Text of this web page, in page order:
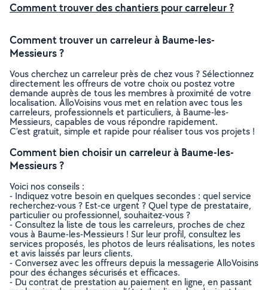
Comment trouver des chantiers pour carreleur ?
Comment trouver un carreleur à Baume-les-
Messieurs ?
Vous cherchez un carreleur près de chez vous ? Sélectionnez
directement les offreurs de votre choix ou postez votre
demande auprès de tous les membres à proximité de votre
localisation. AlloVoisins vous met en relation avec tous les
carreleurs, professionnels et particuliers, à Baume-les-
Messieurs, capables de vous répondre rapidement.
C’est gratuit, simple et rapide pour réaliser tous vos projets !
Comment bien choisir un carreleur à Baume-les-
Messieurs ?
Voici nos conseils :
- Indiquez votre besoin en quelques secondes : quel service
recherchez-vous ? Est-ce urgent ? Quel type de prestataire,
particulier ou professionnel, souhaitez-vous ?
- Consultez la liste de tous les carreleurs, proches de chez
vous à Baume-les-Messieurs ! Sur leur profil, consultez les
services proposés, les photos de leurs réalisations, les notes
et avis laissés par leurs clients.
- Conversez avec les offreurs depuis la messagerie AlloVoisins
pour des échanges sécurisés et efficaces.
- Du contrat de prestation au paiement en ligne, en passant